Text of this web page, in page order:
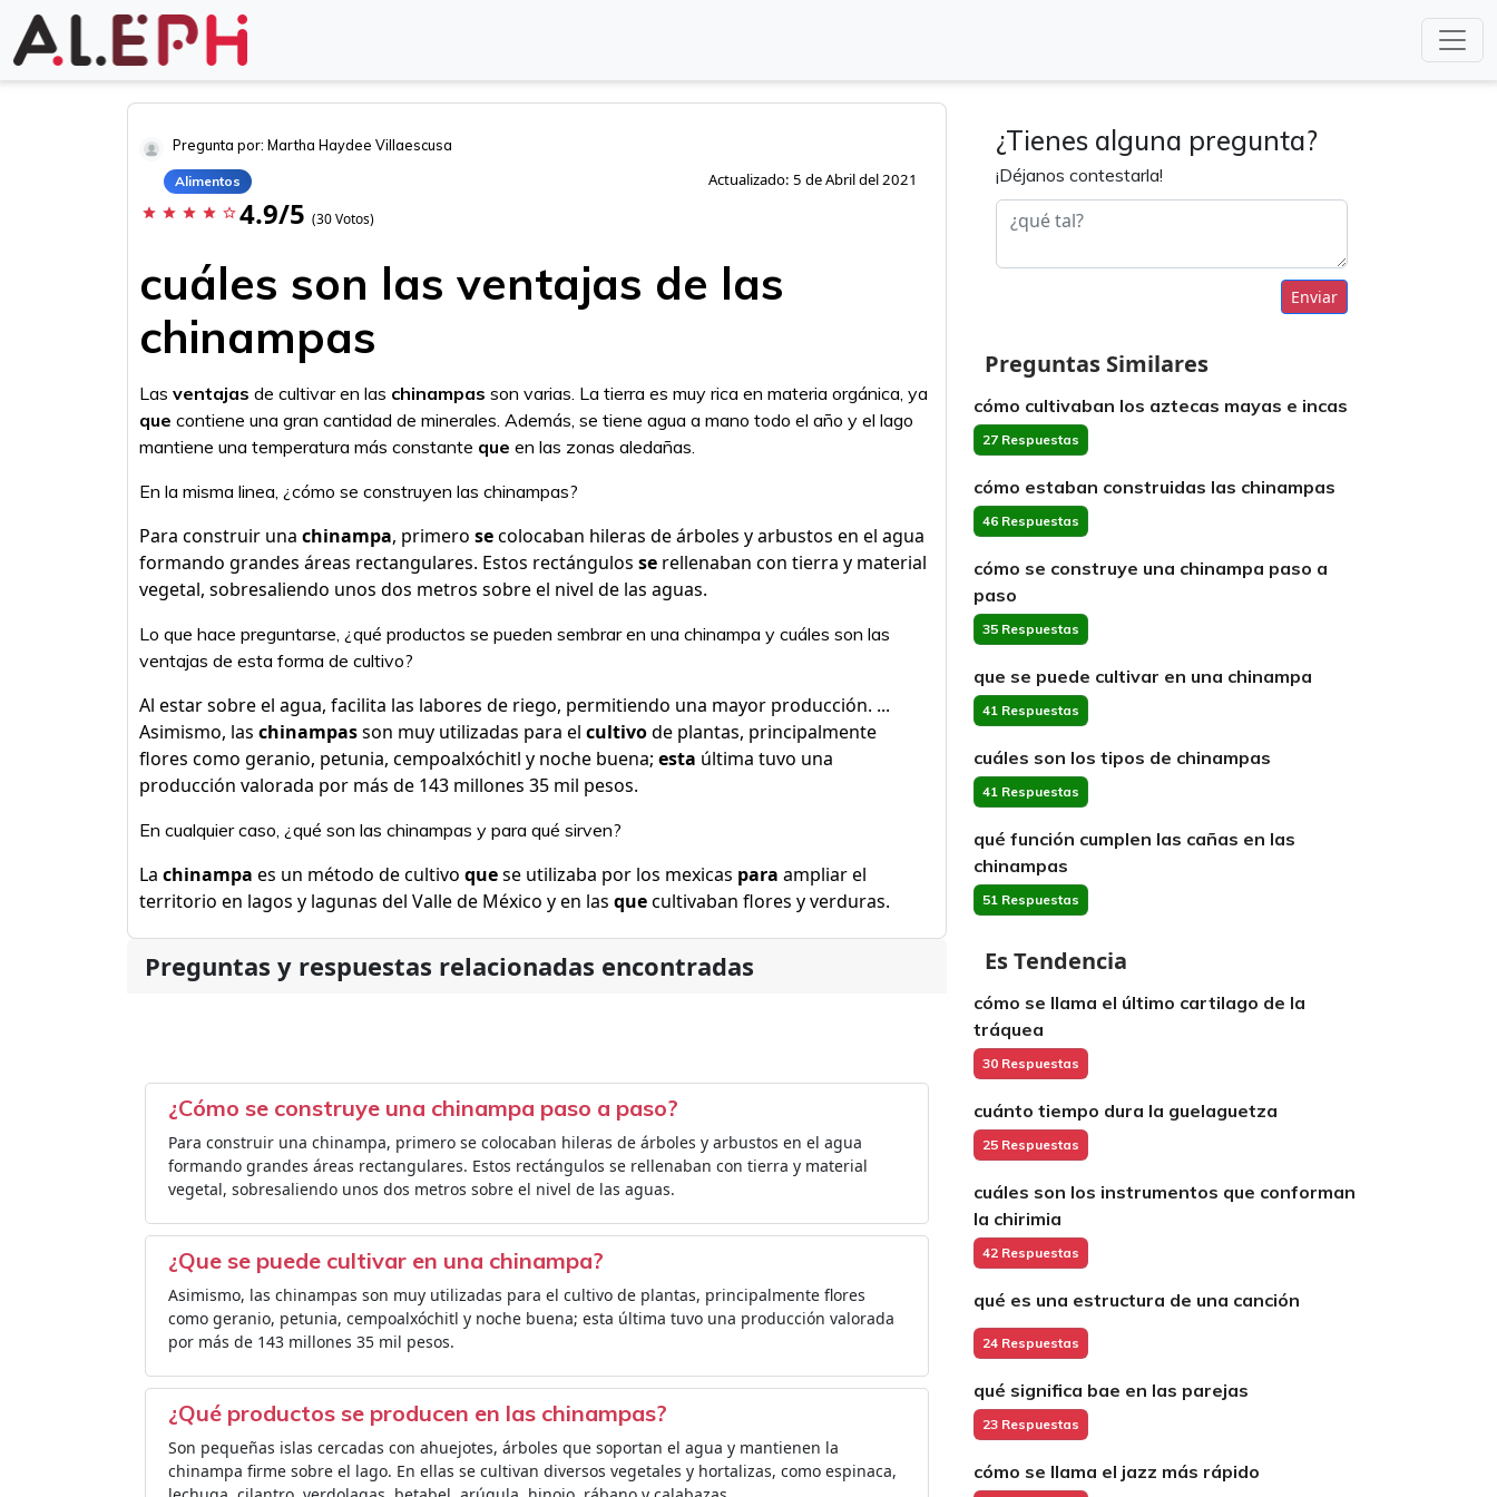
Pregunta por: Martha Haydee Villaescusa
Alimentos Actualizado: 5 de Abril del 2021
star star star star star_border 4.9/5 (30 Votos)
cuáles son las ventajas de las
chinampas
Las ventajas de cultivar en las chinampas son varias. La tierra es muy rica en materia orgánica, ya
que contiene una gran cantidad de minerales. Además, se tiene agua a mano todo el año y el lago
mantiene una temperatura más constante que en las zonas aledañas.
En la misma linea, ¿cómo se construyen las chinampas?
Para construir una chinampa, primero secolocaban hileras de árboles y arbustos en el agua
formando grandes áreas rectangulares. Estos rectángulos se rellenaban con tierra y material
vegetal, sobresaliendo unos dos metros sobre el nivel de las aguas.
Lo que hace preguntarse, ¿qué productos se pueden sembrar en una chinampa y cuáles son las
ventajas de esta forma de cultivo?
Al estar sobre el agua, facilita las labores de riego, permitiendo una mayor producción. ...
Asimismo, las chinampasson muy utilizadas para el cultivode plantas, principalmente
flores como geranio, petunia, cempoalxóchitl y noche buena; esta última tuvo una
producción valorada por más de 143 millones 35 mil pesos.
En cualquier caso, ¿qué son las chinampas y para qué sirven?
La chinampa es un método de cultivo quese utilizaba por los mexicas para ampliar el
territorio en lagos y lagunas del Valle de México y en las quecultivaban flores y verduras.
Preguntas y respuestas relacionadas encontradas
¿Cómo se construye una chinampa paso a paso?
Para construir una chinampa, primero se colocaban hileras de árboles y arbustos en el agua
formando grandes áreas rectangulares. Estos rectángulos se rellenaban con tierra y material
vegetal, sobresaliendo unos dos metros sobre el nivel de las aguas.
¿Que se puede cultivar en una chinampa?
Asimismo, las chinampas son muy utilizadas para el cultivo de plantas, principalmente flores
como geranio, petunia, cempoalxóchitl y noche buena; esta última tuvo una producción valorada
por más de 143 millones 35 mil pesos.
¿Qué productos se producen en las chinampas?
Son pequeñas islas cercadas con ahuejotes, árboles que soportan el agua y mantienen la
chinampa firme sobre el lago. En ellas se cultivan diversos vegetales y hortalizas, como espinaca,
¿Tienes alguna pregunta?
¡Déjanos contestarla!
Enviar
Preguntas Similares
cómo cultivaban los aztecas mayas e incas
27 Respuestas
cómo estaban construidas las chinampas
46 Respuestas
cómo se construye una chinampa paso a
paso
35 Respuestas
que se puede cultivar en una chinampa
41 Respuestas
cuáles son los tipos de chinampas
41 Respuestas
qué función cumplen las cañas en las
chinampas
51 Respuestas
Es Tendencia
cómo se llama el último cartilago de la
tráquea
30 Respuestas
cuánto tiempo dura la guelaguetza
25 Respuestas
cuáles son los instrumentos que conforman
la chirimia
42 Respuestas
qué es una estructura de una canción
24 Respuestas
qué significa bae en las parejas
23 Respuestas
cómo se llama el jazz más rápido